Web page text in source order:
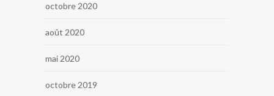
octobre 2020
août 2020
mai 2020
octobre 2019